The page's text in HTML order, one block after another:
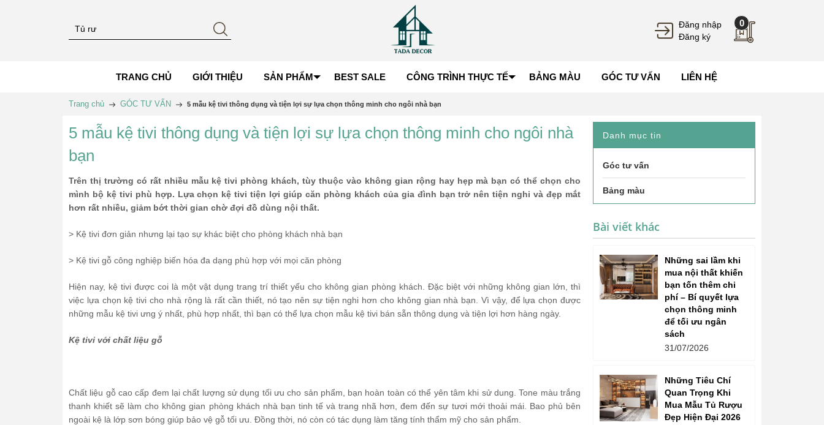
Đăng nhập
Đăng ký
0
TRANG CHỦ GIỚI THIỆU SẢN PHẨM BEST SALE CÔNG TRÌNH THỰC TẾ BẢNG MÀU GÓC TƯ VẤN LIÊN HỆ
Trang chủ GÓC TƯ VẤN 5 mẫu kệ tivi thông dụng và tiện lợi sự lựa chọn thông minh cho ngôi nhà bạn
5 mẫu kệ tivi thông dụng và tiện lợi sự lựa chọn thông minh cho ngôi nhà
bạn
Trên thị trường có rất nhiều mẫu kệ tivi phòng khách, tùy thuộc vào không gian rộng hay hẹp mà bạn có thể chọn cho
mình bộ kệ tivi phù hợp. Lựa chọn kệ tivi tiện lợi giúp căn phòng khách của gia đình bạn trở nên tiện nghi và đẹp mắt
hơn rất nhiều, giảm bớt thời gian chờ đợi đồ dùng nội thất.
> Kệ tivi đơn giản nhưng lại tạo sự khác biệt cho phòng khách nhà bạn
> Kệ tivi gỗ công nghiệp biến hóa đa dạng phù hợp với mọi căn phòng
Hiện nay, kệ tivi được coi là một vật dụng trang trí thiết yếu cho không gian phòng khách. Đặc biệt với những không gian lớn, thì
việc lựa chọn kệ tivi cho nhà rộng là rất cần thiết, nó tạo nên sự tiện nghi hơn cho không gian nhà bạn. Vì vậy, để lựa chọn được
những mẫu kệ tivi ưng ý nhất, phù hợp nhất, thì bạn có thể lựa chọn mẫu kệ tivi bán sẵn thông dụng và tiện lợi hơn hàng ngày.
Kệ tivi với chất liệu gỗ
Chất liệu gỗ cao cấp đem lại chất lượng sử dụng tối ưu cho sản phẩm, bạn hoàn toàn có thể yên tâm khi sử dung. Tone màu trắng
thanh khiết sẽ làm cho không gian phòng khách nhà bạn tinh tế và trang nhã hơn, đem đến sự tươi mới thoải mái. Bao phủ bên
ngoài kệ là lớp sơn bóng giúp bảo vệ gỗ tối ưu. Đồng thời, nó còn có tác dụng làm tăng tính thẩm mỹ cho sản phẩm.
Danh mục tin
Góc tư vấn
Bảng màu
Bài viết khác
Những sai lầm khi
mua nội thất khiến
bạn tốn thêm chi
phí – Bí quyết lựa
chọn thông minh
để tối ưu ngân
sách
31/07/2026
Những Tiêu Chí
Quan Trọng Khi
Mua Mẫu Tủ Rượu
Đẹp Hiện Đại 2026